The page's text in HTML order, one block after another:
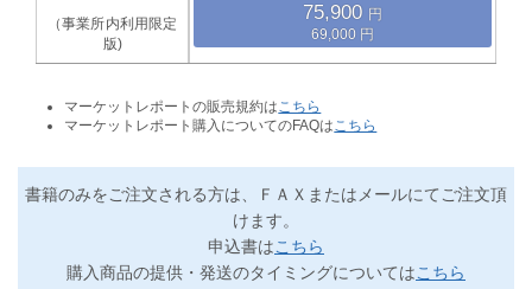
75,900
69,000
マーケットレポートの販売規約は こちら
マーケットレポート購入についてのFAQは こちら
書籍のみをご注文される方は、ＦＡＸまたはメールにてご注文頂
けます。
申込書はこちら
購入商品の提供・発送のタイミングについてはこちら